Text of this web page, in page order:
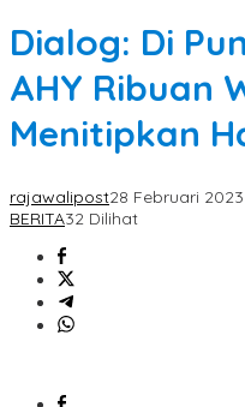
Dialog: Di
AHY Ribuan
Menitipkan
rajawalipost28 Februari 2023
BERITA32 Dilihat